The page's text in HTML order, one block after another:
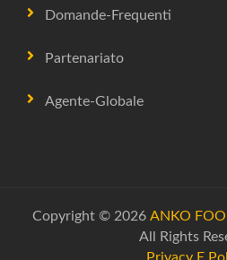
Domande-Frequenti
Partenariato
Agente-Globale
Copyright © 2026 ANKO
All Rights
Privacy E